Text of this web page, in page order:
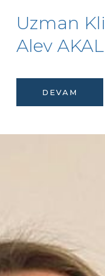
Uzman
Alev AKAL
DEVAM